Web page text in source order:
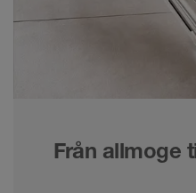
Från allmoge